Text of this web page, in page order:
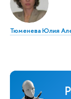
Тюменева Юлия